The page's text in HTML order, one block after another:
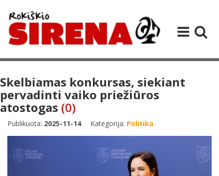
Skelbiamas konkursas, siekiant
pervadinti vaiko priežiūros
atostogas (0)
Publikuota: 2025-11-14 Kategorija: Politika